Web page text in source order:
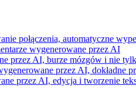
połączenia, automatyczne
wygenerowane przez AI
przez AI, burze mózgów i nie
przez AI, dokładne
przez AI, edycja i tworzenie